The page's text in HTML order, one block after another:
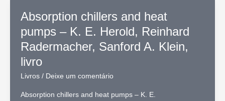
Anésia
Barros
Frota,
livro
Absorption chillers and heat
pumps – K. E. Herold, Reinhard
Radermacher, Sanford A. Klein,
livro
Livros/ Deixe um comentário
Absorption chillers and heat pumps – K. E.